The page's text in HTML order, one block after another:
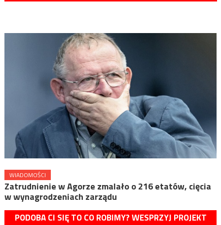
WIADOMOŚCI
Zatrudnienie w Agorze zmalało o 216 etatów, cięcia
w wynagrodzeniach zarządu
PODOBA CI SIĘ TO CO ROBIMY? WESPRZYJ PROJEKT